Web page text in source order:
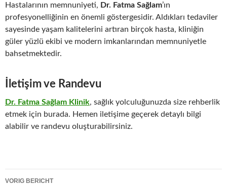
Hastalarının memnuniyeti, Dr. Fatma Sağlam’ın
profesyonelliğinin en önemli göstergesidir. Aldıkları tedaviler
sayesinde yaşam kalitelerini artıran birçok hasta, kliniğin
güler yüzlü ekibi ve modern imkanlarından memnuniyetle
bahsetmektedir.
İletişim ve Randevu
Dr. Fatma Sağlam Klinik, sağlık yolculuğunuzda size rehberlik
etmek için burada. Hemen iletişime geçerek detaylı bilgi
alabilir ve randevu oluşturabilirsiniz.
Bericht
VORIG BERICHT